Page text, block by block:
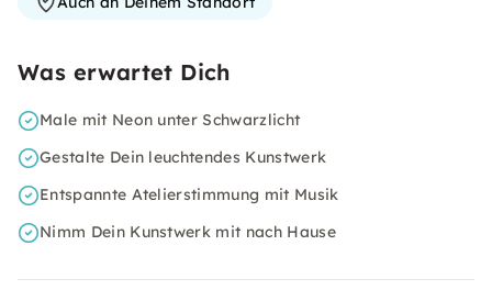
Was erwartet Dich
Male mit Neon unter Schwarzlicht
Gestalte Dein leuchtendes Kunstwerk
Entspannte Atelierstimmung mit Musik
Nimm Dein Kunstwerk mit nach Hause